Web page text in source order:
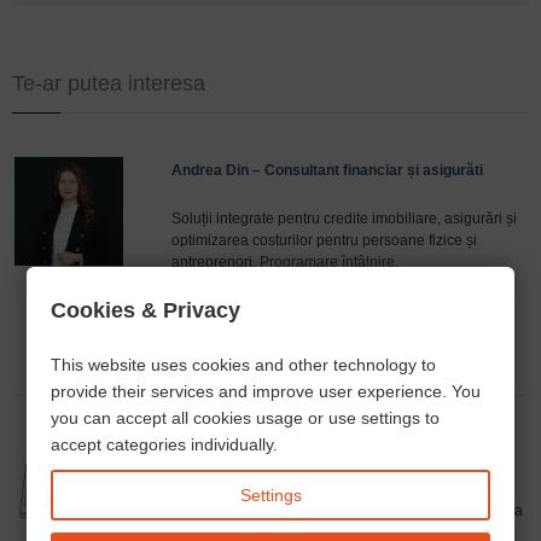
Te-ar putea interesa
Andrea Din – Consultant financiar și asigurăti
Soluții integrate pentru credite imobiliare, asigurări și
optimizarea costurilor pentru persoane fizice și
antreprenori. Programare întâlnire
Traducător autorizat și interpret jurat de limba româna
Frankfurt am Main
Cookies & Privacy
This website uses cookies and other technology to
provide their services and improve user experience. You
you can accept all cookies usage or use settings to
accept categories individually.
Settings